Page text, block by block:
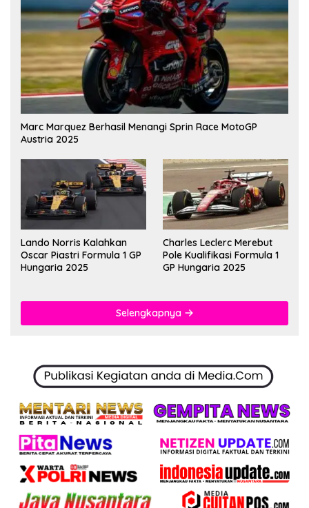
Marc Marquez Berhasil Menangi Sprin Race MotoGP
Austria 2025
Lando Norris Kalahkan
Oscar Piastri Formula 1 GP
Hungaria 2025
Charles Leclerc Merebut
Pole Kualifikasi Formula 1
GP Hungaria 2025
Selengkapnya